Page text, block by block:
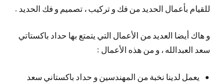
للقيام بأعمال الحديد من فك و تركيب ، تصميم و فك الحديد .
و هاك أيضا العديد من الأعمال التي يتمتع بها حداد باكستاتي
سعد العبدالله ، و من هذه الأعمال :
يعمل لدينا نخبة من المهندسين و حداد باكستاني سعد